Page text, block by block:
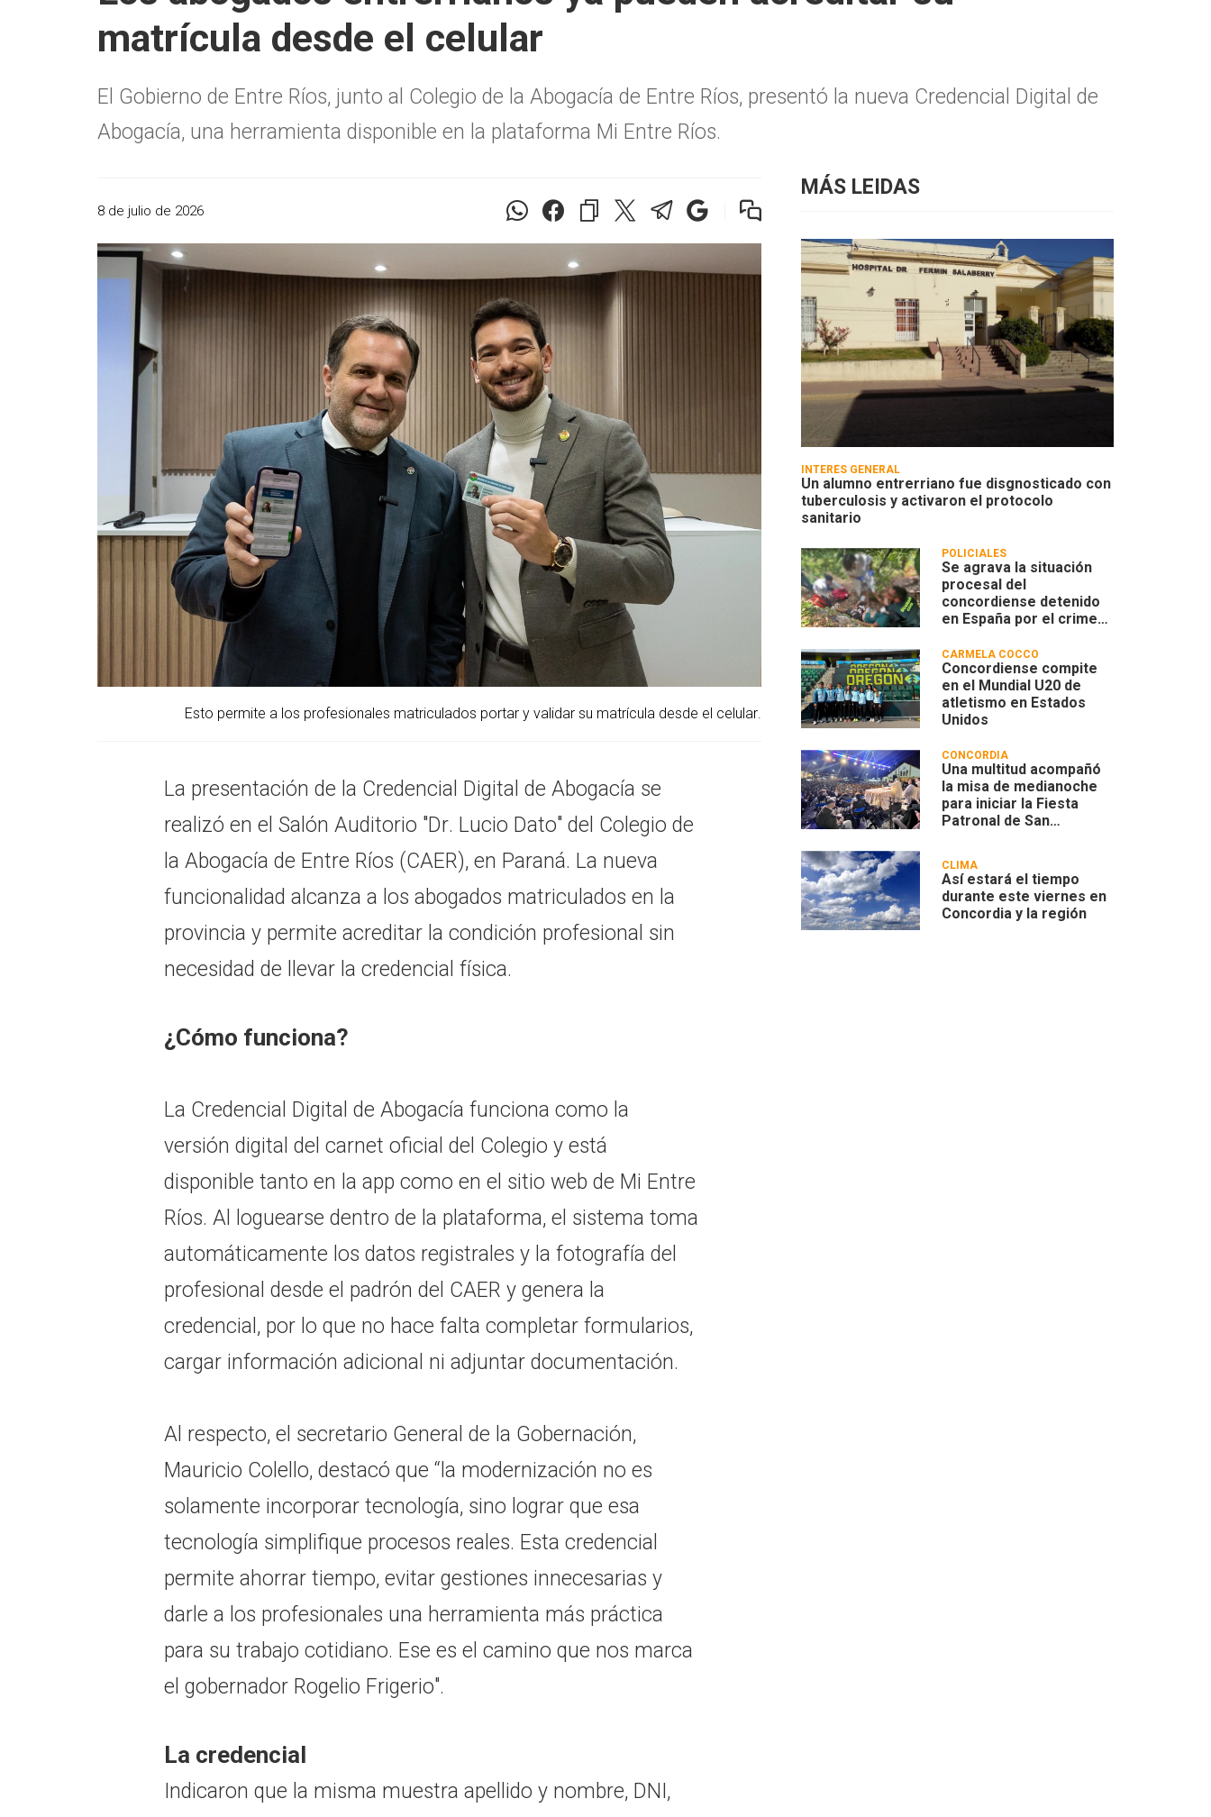
matrícula desde el celular
El Gobierno de Entre Ríos, junto al Colegio de la Abogacía de Entre Ríos, presentó la nueva Credencial Digital de
Abogacía, una herramienta disponible en la plataforma Mi Entre Ríos.
8 de julio de 2026
Esto permite a los profesionales matriculados portar y validar su matrícula desde el celular.
La presentación de la Credencial Digital de Abogacía se
realizó en el Salón Auditorio "Dr. Lucio Dato" del Colegio de
la Abogacía de Entre Ríos (CAER), en Paraná. La nueva
funcionalidad alcanza a los abogados matriculados en la
provincia y permite acreditar la condición profesional sin
necesidad de llevar la credencial física.
¿Cómo funciona?
La Credencial Digital de Abogacía funciona como la
versión digital del carnet oficial del Colegio y está
disponible tanto en la app como en el sitio web de Mi Entre
Ríos. Al loguearse dentro de la plataforma, el sistema toma
automáticamente los datos registrales y la fotografía del
profesional desde el padrón del CAER y genera la
credencial, por lo que no hace falta completar formularios,
cargar información adicional ni adjuntar documentación.
Al respecto, el secretario General de la Gobernación,
Mauricio Colello, destacó que “la modernización no es
solamente incorporar tecnología, sino lograr que esa
tecnología simplifique procesos reales. Esta credencial
permite ahorrar tiempo, evitar gestiones innecesarias y
darle a los profesionales una herramienta más práctica
para su trabajo cotidiano. Ese es el camino que nos marca
el gobernador Rogelio Frigerio".
La credencial
Indicaron que la misma muestra apellido y nombre, DNI,
MÁS LEIDAS
INTERÉS GENERAL
Un alumno entrerriano fue disgnosticado con
tuberculosis y activaron el protocolo
sanitario
POLICIALES
Se agrava la situación
procesal del
concordiense detenido
en España por el crimen
CARMELA COCCO
Concordiense compite
en el Mundial U20 de
atletismo en Estados
Unidos
CONCORDIA
Una multitud acompañó
la misa de medianoche
para iniciar la Fiesta
Patronal de San
CLIMA
Así estará el tiempo
durante este viernes en
Concordia y la región